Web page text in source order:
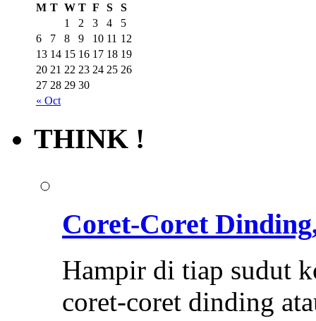
M T W T F S S
« Oct
1 2 3 4
5
6
7 8 9 10 11 12
13 14 15 16 17 18 19
20 21 22 23 24 25 26
27 28 29 30
THINK !
Coret-Coret
Hampir di tiap sudut
coret-coret dinding